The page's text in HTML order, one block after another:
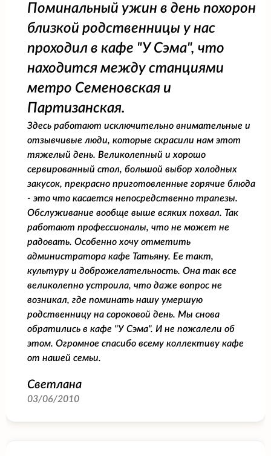
Поминальный ужин в день похорон
близкой родственницы у нас
проходил в кафе "У Сэма", что
находится между станциями
метро Семеновская и
Партизанская.
Здесь работают исключительно внимательные и
отзывчивые люди, которые скрасили нам этот
тяжелый день. Великолепный и хорошо
сервированный стол, большой выбор холодных
закусок, прекрасно приготовленные горячие блюда
- это что касается непосредственно трапезы.
Обслуживание вообще выше всяких похвал. Так
работают профессионалы, что не может не
радовать. Особенно хочу отметить
администратора кафе Татьяну. Ее такт,
культуру и доброжелательность. Она так все
великолепно устроила, что даже вопрос не
возникал, где поминать нашу умершую
родственницу на сороковой день. Мы снова
обратились в кафе "У Сэма". И не пожалели об
этом. Огромное спасибо всему коллективу кафе
от нашей семьи.
Светлана
03/06/2010